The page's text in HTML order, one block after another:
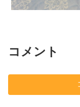
コメント